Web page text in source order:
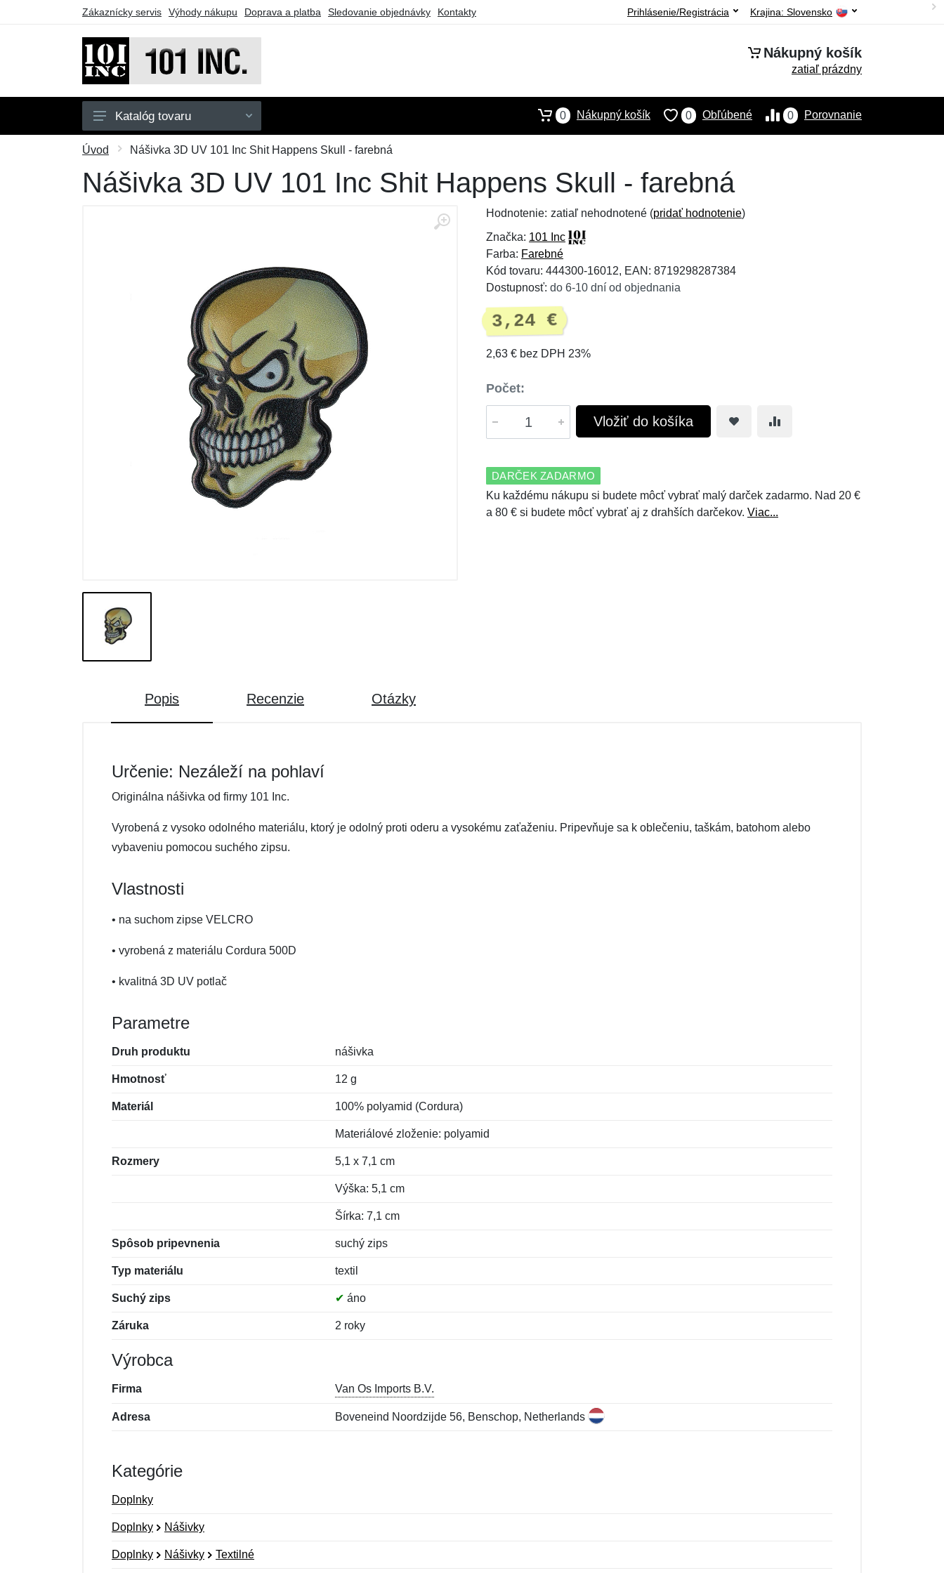
Zákaznícky servis Výhody nákupu Doprava a platba Sledovanie objednávky Kontakty Krajina: Slovensko
Prihlásenie/Registrácia
Nákupný košík
zatiaľ prázdny
Pánske
Detské
Darčekové poukazy
Katalóg tovaru 0 Porovnanie
0 Obľúbené
0 Nákupný košík
Úvod Nášivka 3D UV 101 Inc Shit Happens Skull - farebná
Nášivka 3D UV 101 Inc Shit Happens Skull - farebná
Hodnotenie: zatiaľ nehodnotené (pridať hodnotenie)
Značka: 101 Inc
Farba: Farebné
Kód tovaru: 444300-16012, EAN: 8719298287384
Dostupnosť: do 6-10 dní od objednania
3,24 €
2,63 € bez DPH 23%
Počet:
Vložiť do košíka
DARČEK ZADARMO
Ku každému nákupu si budete môcť vybrať malý darček zadarmo. Nad 20 €
a 80 € si budete môcť vybrať aj z drahších darčekov. Viac...
Popis Recenzie Otázky
Určenie: Nezáleží na pohlaví
Originálna nášivka od firmy 101 Inc.
Vyrobená z vysoko odolného materiálu, ktorý je odolný proti oderu a vysokému zaťaženiu. Pripevňuje sa k oblečeniu, taškám, batohom alebo
vybaveniu pomocou suchého zipsu.
Vlastnosti
• na suchom zipse VELCRO
• vyrobená z materiálu Cordura 500D
• kvalitná 3D UV potlač
Parametre
Druh produktu nášivka
Hmotnosť 12 g
Materiál 100% polyamid (Cordura)
Materiálové zloženie: polyamid
Rozmery 5,1 x 7,1 cm
Výška: 5,1 cm
Šírka: 7,1 cm
Spôsob pripevnenia suchý zips
Typ materiálu textil
Suchý zips ✔ áno
Záruka 2 roky
Výrobca
Firma Van Os Imports B.V.
Adresa Boveneind Noordzijde 56, Benschop, Netherlands
Kategórie
Doplnky
Doplnky Nášivky
Doplnky Nášivky Textilné